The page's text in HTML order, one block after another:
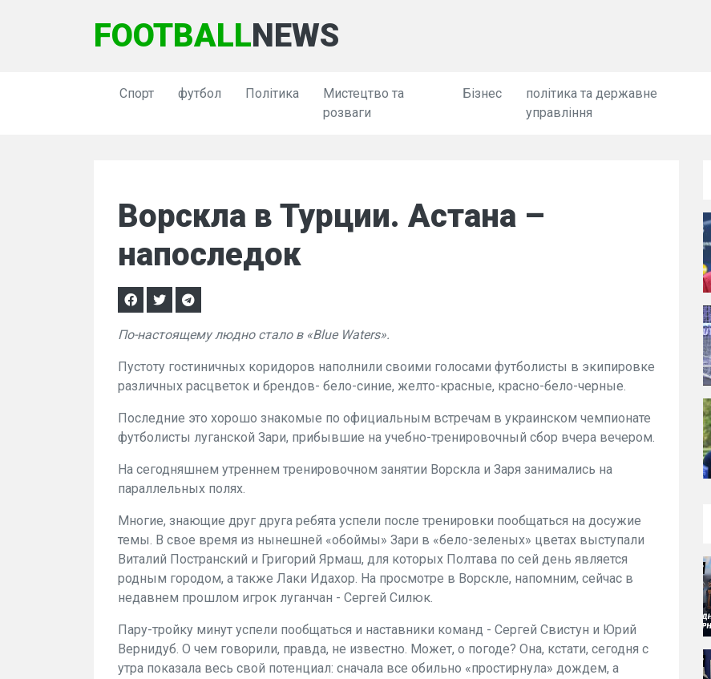
FOOTBALLNEWS
Спорт футбол Політика
Мистецтво та
розваги
Бізнес
політика та державне
управління
Ворскла в Турции. Астана –
напоследок
По-настоящему людно стало в «Blue Waters».
Пустоту гостиничных коридоров наполнили своими голосами футболисты в экипировке
различных расцветок и брендов- бело-синие, желто-красные, красно-бело-черные.
Последние это хорошо знакомые по официальным встречам в украинском чемпионате
футболисты луганской Зари, прибывшие на учебно-тренировочный сбор вчера вечером.
На сегодняшнем утреннем тренировочном занятии Ворскла и Заря занимались на
параллельных полях.
Многие, знающие друг друга ребята успели после тренировки пообщаться на досужие
темы. В свое время из нынешней «обоймы» Зари в «бело-зеленых» цветах выступали
Виталий Постранский и Григорий Ярмаш, для которых Полтава по сей день является
родным городом, а также Лаки Идахор. На просмотре в Ворскле, напомним, сейчас в
недавнем прошлом игрок луганчан - Сергей Силюк.
Пару-тройку минут успели пообщаться и наставники команд - Сергей Свистун и Юрий
Вернидуб. О чем говорили, правда, не известно. Может, о погоде? Она, кстати, сегодня с
утра показала весь свой потенциал: сначала все обильно «простирнула» дождем, а